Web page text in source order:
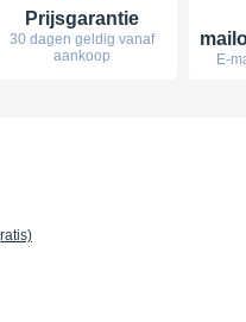
Prijsgarantie
30 dagen geldig vanaf
aankoop
E-